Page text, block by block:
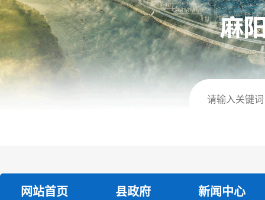
网站首页 县政府 新闻中心